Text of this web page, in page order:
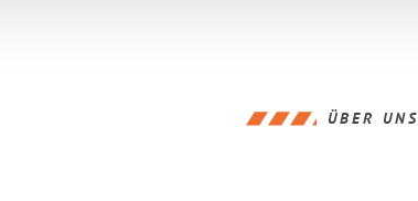
ÜBER UNS